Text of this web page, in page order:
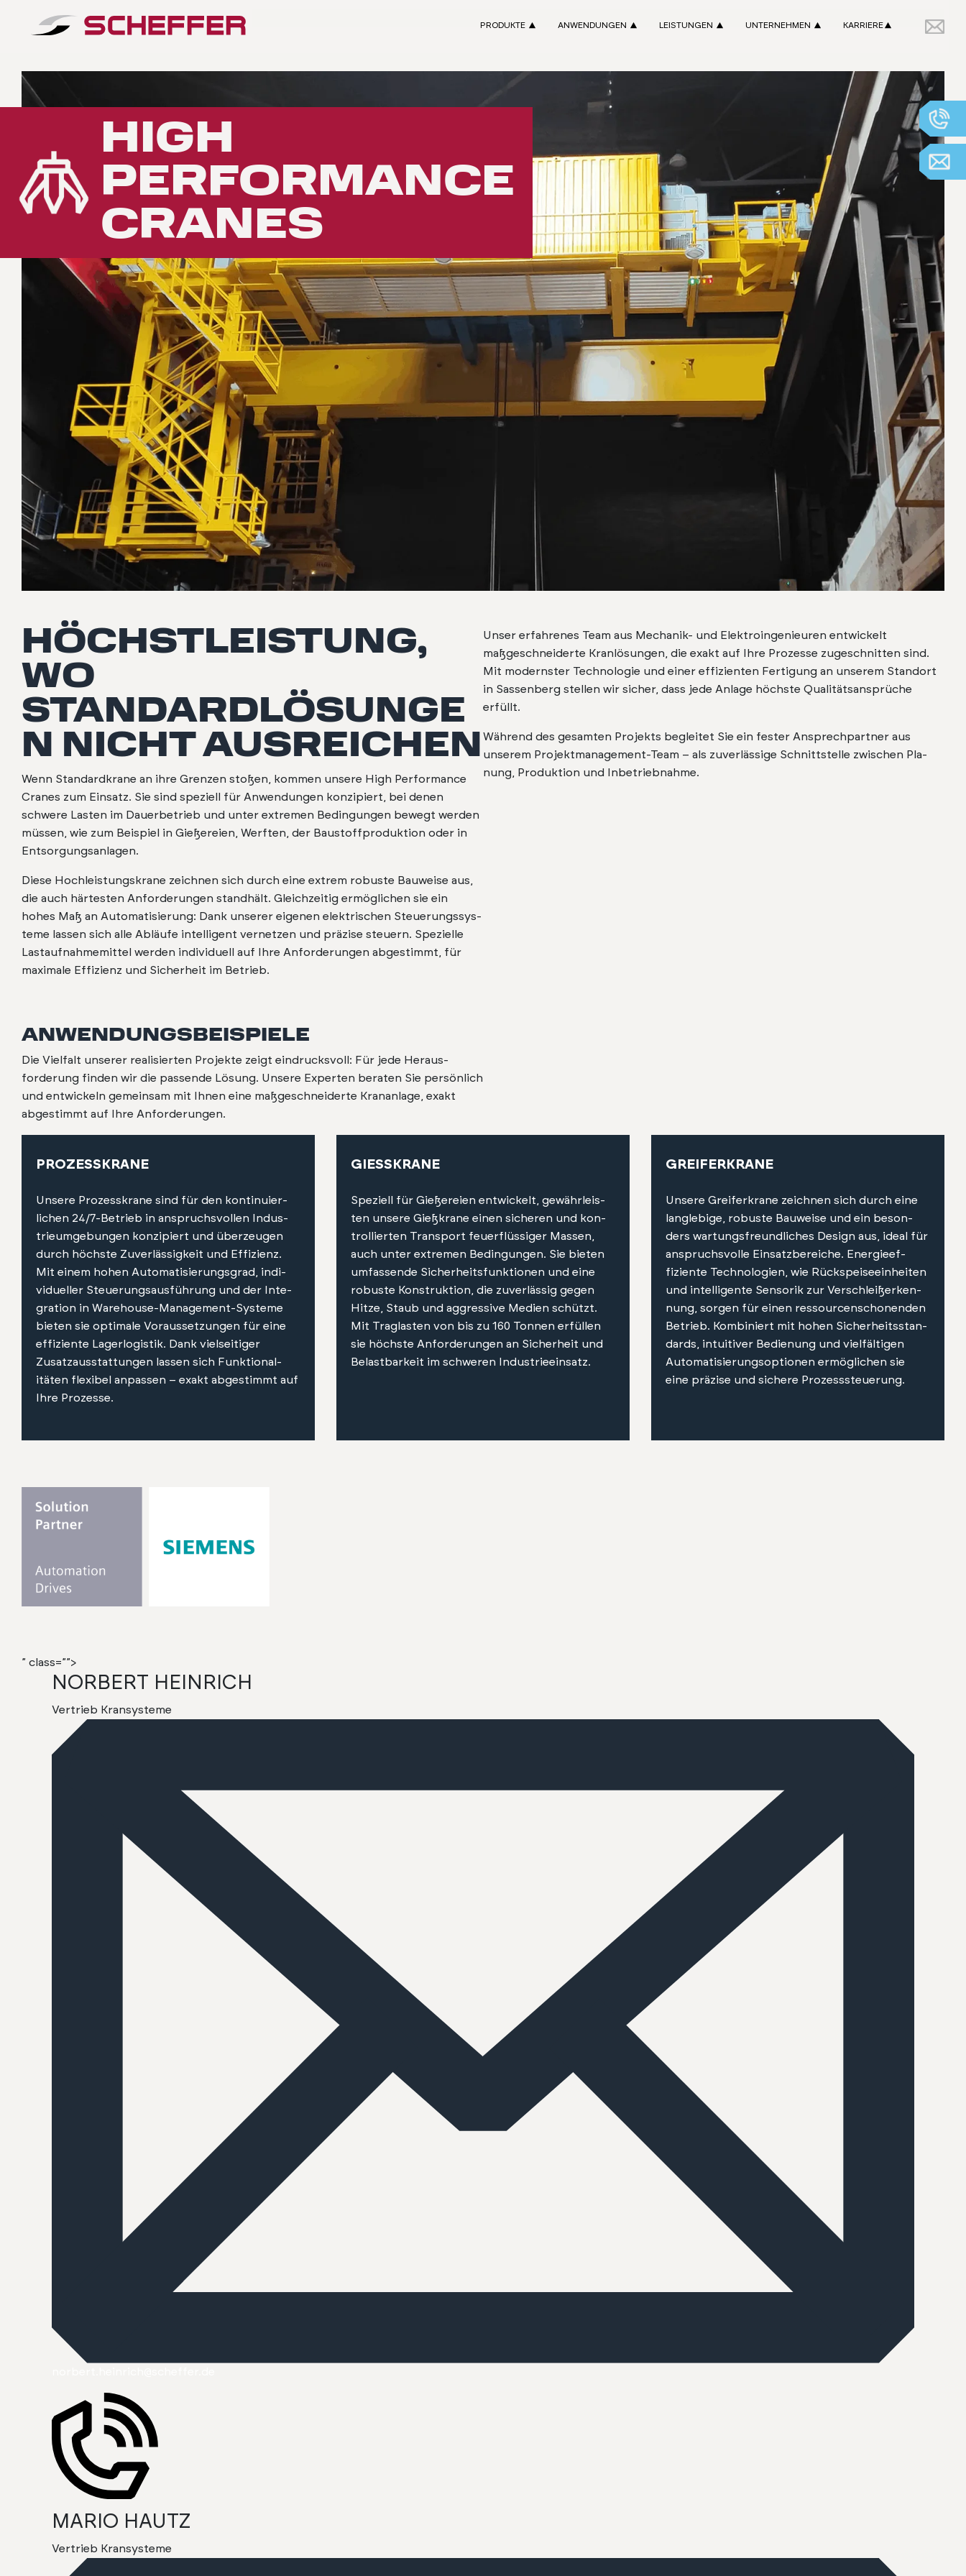
PRODUKTE ANWENDUNGEN LEISTUNGEN UNTERNEHMEN KARRIERE
Home- Produkte -High Performance Cranes
HIGH
PERFORMANCE
CRANES
HÖCHSTLEISTUNG,
WO
STANDARDLÖSUNGE
N NICHT AUSREICHEN
Wenn Stan­dard­krane an ihre Gren­zen stoßen, kom­men unsere High Per­for­mance
Cranes zum Ein­satz. Sie sind speziell für Anwen­dun­gen konzip­iert, bei denen
schwere Las­ten im Dauer­be­trieb und unter extremen Bedin­gun­gen bewegt wer­den
müssen, wie zum Beispiel in Gießereien, Werften, der Baustoff­pro­duk­tion oder in
Entsorgungsan­la­gen.
Diese Hochleis­tungskrane zeich­nen sich durch eine extrem robuste Bauweise aus,
die auch härtesten Anforderun­gen stand­hält. Gle­ichzeit­ig ermöglichen sie ein
hohes Maß an Automa­tisierung: Dank unser­er eige­nen elek­trischen Steuerungssys­
teme lassen sich alle Abläufe intel­li­gent ver­net­zen und präzise steuern. Spezielle
Las­tauf­nah­memit­tel wer­den indi­vidu­ell auf Ihre Anforderun­gen abges­timmt, für
max­i­male Effizienz und Sicher­heit im Betrieb.
Unser erfahrenes Team aus Mechanik- und Elek­troin­ge­nieuren entwick­elt
maßgeschnei­derte Kran­lö­sun­gen, die exakt auf Ihre Prozesse zugeschnit­ten sind.
Mit mod­ern­ster Tech­nolo­gie und ein­er effizien­ten Fer­ti­gung an unserem Stan­dort
in Sassen­berg stellen wir sich­er, dass jede Anlage höch­ste Qual­ität­sansprüche
erfüllt.
Während des gesamten Pro­jek­ts begleit­et Sie ein fes­ter Ansprech­part­ner aus
unserem Pro­jek­t­man­age­ment-Team – als zuver­läs­sige Schnittstelle zwis­chen Pla­
nung, Pro­duk­tion und Inbe­trieb­nahme.
ANWENDUNGSBEISPIELE
Die Vielfalt unser­er real­isierten Pro­jek­te zeigt ein­drucksvoll: Für jede Her­aus­
forderung find­en wir die passende Lösung. Unsere Experten berat­en Sie per­sön­lich
und entwick­eln gemein­sam mit Ihnen eine maßgeschnei­derte Kranan­lage, exakt
abges­timmt auf Ihre Anforderun­gen.
PROZESSKRANE
Unsere Prozesskrane sind für den kon­tinuier­
lichen 24/7‑Betrieb in anspruchsvollen Indus­
trieumge­bun­gen konzip­iert und überzeu­gen
durch höch­ste Zuver­läs­sigkeit und Effizienz.
Mit einem hohen Automa­tisierungs­grad, indi­
vidu­eller Steuerungsaus­führung und der Inte­
gra­tion in Ware­house-Man­age­ment-Sys­teme
bieten sie opti­male Voraus­set­zun­gen für eine
effiziente Lager­l­ogis­tik. Dank viel­seit­iger
Zusatzausstat­tun­gen lassen sich Funk­tion­al­
itäten flex­i­bel anpassen – exakt abges­timmt auf
Ihre Prozesse.
GIESSKRANE
Speziell für Gießereien entwick­elt, gewährleis­
ten unsere Gießkrane einen sicheren und kon­
trol­lierten Trans­port feuer­flüs­siger Massen,
auch unter extremen Bedin­gun­gen. Sie bieten
umfassende Sicher­heits­funk­tio­nen und eine
robuste Kon­struk­tion, die zuver­läs­sig gegen
Hitze, Staub und aggres­sive Medi­en schützt.
Mit Tra­glas­ten von bis zu 160 Ton­nen erfüllen
sie höch­ste Anforderun­gen an Sicher­heit und
Belast­barkeit im schw­eren Indus­trieein­satz.
GREIFERKRANE
Unsere Greifer­krane zeich­nen sich durch eine
lan­glebige, robuste Bauweise und ein beson­
ders wartungs­fre­undlich­es Design aus, ide­al für
anspruchsvolle Ein­satzbere­iche. Energieef­
fiziente Tech­nolo­gien, wie Rück­speiseein­heit­en
und intel­li­gente Sen­sorik zur Ver­schleißerken­
nung, sor­gen für einen ressourcenscho­nen­den
Betrieb. Kom­biniert mit hohen Sicher­heits­stan­
dards, intu­itiv­er Bedi­enung und vielfälti­gen
Automa­tisierung­sop­tio­nen ermöglichen sie
eine präzise und sichere Prozesss­teuerung.
” class=””>
NORBERT HEINRICH
Ver­trieb Kran­sys­teme
MARIO HAUTZ
Ver­trieb Kran­sys­teme